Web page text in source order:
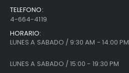
TELEFONO:
4-664-4119
HORARIO:
LUNES A SABADO / 9:30 AM - 14:00 PM
LUNES A SABADO / 15:00 - 19:30 PM